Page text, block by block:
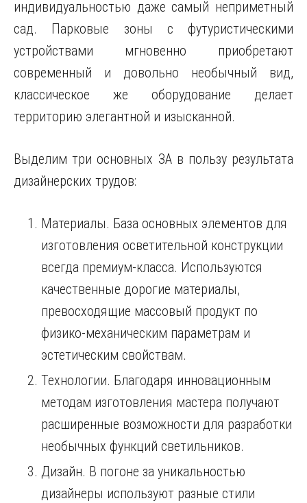
индивидуальностью даже самый неприметный
сад. Парковые зоны с футуристическими
устройствами мгновенно приобретают
современный и довольно необычный вид,
классическое же оборудование делает
территорию элегантной и изысканной.
Выделим три основных ЗА в пользу результата
дизайнерских трудов:
Материалы. База основных элементов для
изготовления осветительной конструкции
всегда премиум-класса. Используются
качественные дорогие материалы,
превосходящие массовый продукт по
физико-механическим параметрам и
эстетическим свойствам.
Технологии. Благодаря инновационным
методам изготовления мастера получают
расширенные возможности для разработки
необычных функций светильников.
Дизайн. В погоне за уникальностью
дизайнеры используют разные стили